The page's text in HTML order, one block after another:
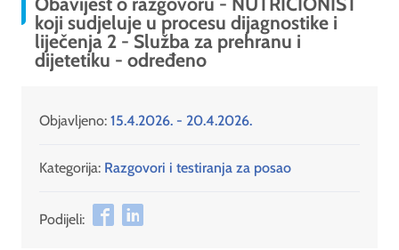
koji sudjeluje u procesu dijagnostike i
liječenja 2 - Služba za prehranu i
dijetetiku - određeno
Objavljeno: 15.4.2026. - 20.4.2026.
Kategorija: Razgovori i testiranja za posao
Podijeli: